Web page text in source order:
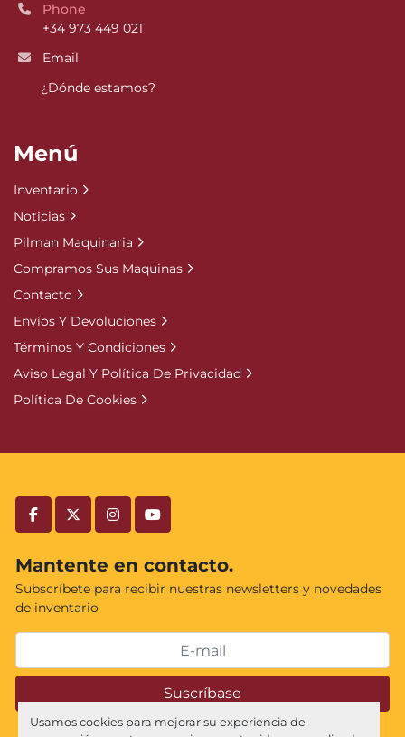
Usamos cookies para mejorar su experiencia de
facebooktwitterinstagramyoutube
Mantente en contacto.
Subscríbete para recibir nuestras newsletters y novedades
de inventario
Suscríbase
Phone
+34 973 449 021
Email
¿Dónde estamos?
Menú
Inventario
Noticias
Pilman Maquinaria
Compramos Sus Maquinas
Contacto
Envíos Y Devoluciones
Términos Y Condiciones
Aviso Legal Y Política De Privacidad
Política De Cookies